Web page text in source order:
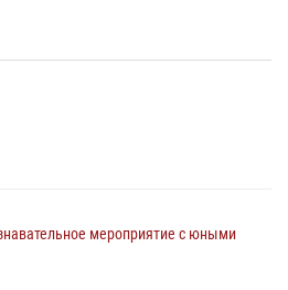
мероприятие с юными